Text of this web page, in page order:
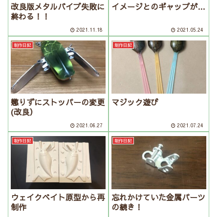
改良版メタルバイブ失敗に
終わる！！
2021.11.18
イメージとのギャップが…
2021.05.24
制作日記
懲りずにストッパーの変更
(改良）
2021.06.27
制作日記
マジック遊び
2021.07.24
制作日記
ウェイクベイト原型から再
制作
制作日記
忘れかけていた金属パーツ
の続き！